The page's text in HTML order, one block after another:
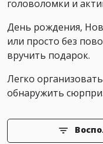
головоломки и
День рождения,
или просто без
вручить подарок.
Легко
обнаружить